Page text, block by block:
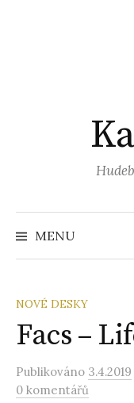
MENU
NOVÉ DESKY
Facs –
Publikováno 3.4.2019
0 komentářů